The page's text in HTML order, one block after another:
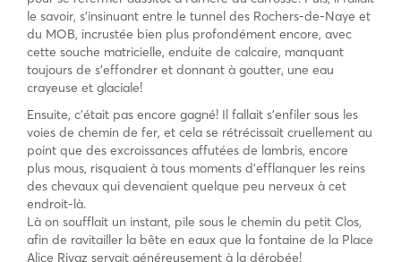
le savoir, s’insinuant entre le tunnel des Rochers-de-Naye et
du MOB, incrustée bien plus profondément encore, avec
cette souche matricielle, enduite de calcaire, manquant
toujours de s’effondrer et donnant à goutter, une eau
crayeuse et glaciale!
Ensuite, c’était pas encore gagné! Il fallait s’enfiler sous les
voies de chemin de fer, et cela se rétrécissait cruellement au
point que des excroissances affutées de lambris, encore
plus mous, risquaient à tous moments d’efflanquer les reins
des chevaux qui devenaient quelque peu nerveux à cet
endroit-là.
Là on soufflait un instant, pile sous le chemin du petit Clos,
afin de ravitailler la bête en eaux que la fontaine de la Place
Alice Rivaz servait généreusement à la dérobée!